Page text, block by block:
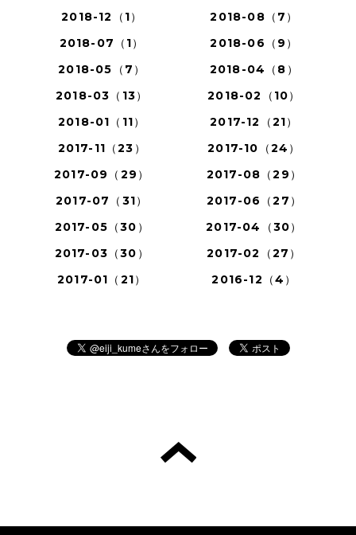
2018-12（1）
2018-08（7）
2018-07（1）
2018-06（9）
2018-05（7）
2018-04（8）
2018-03（13）
2018-02（10）
2018-01（11）
2017-12（21）
2017-11（23）
2017-10（24）
2017-09（29）
2017-08（29）
2017-07（31）
2017-06（27）
2017-05（30）
2017-04（30）
2017-03（30）
2017-02（27）
2017-01（21）
2016-12（4）